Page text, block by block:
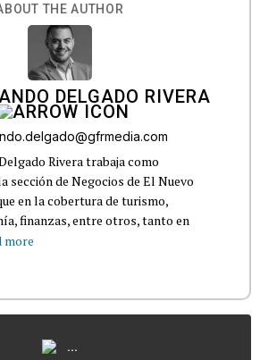
THE AUTHOR
DELGADO RIVERA
Rivera trabaja como
sección de Negocios de El Nuevo
en la cobertura de turismo,
finanzas, entre otros, tanto en
more
...